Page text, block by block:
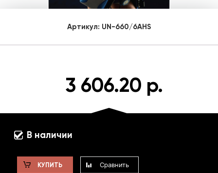
Артикул: UN-660/6AHS
3 606.20 р.
В наличии
КУПИТЬ Сравнить